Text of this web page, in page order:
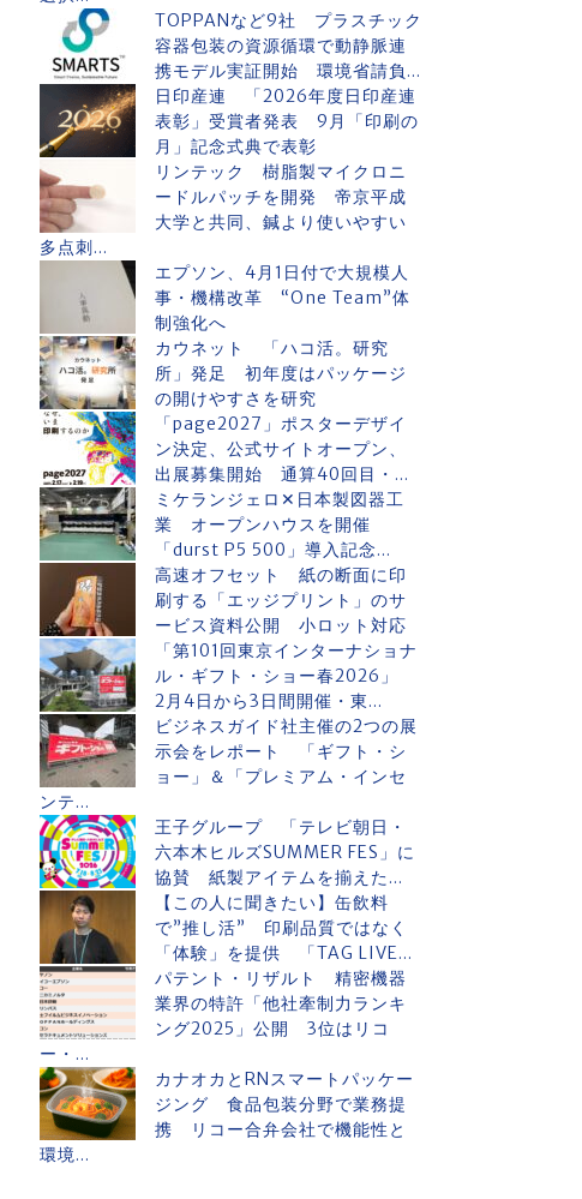
TOPPANなど9社 プラスチック
容器包装の資源循環で動静脈連
携モデル実証開始 環境省請負...
日印産連 「2026年度日印産連
表彰」受賞者発表 9月「印刷の
月」記念式典で表彰
リンテック 樹脂製マイクロニ
ードルパッチを開発 帝京平成
大学と共同、鍼より使いやすい
多点刺...
エプソン、4月1日付で大規模人
事・機構改革 “One Team”体
制強化へ
カウネット 「ハコ活。研究
所」発足 初年度はパッケージ
の開けやすさを研究
「page2027」ポスターデザイ
ン決定、公式サイトオープン、
出展募集開始 通算40回目・...
ミケランジェロ✕日本製図器工
業 オープンハウスを開催
「durst P5 500」導入記念...
高速オフセット 紙の断面に印
刷する「エッジプリント」のサ
ービス資料公開 小ロット対応
「第101回東京インターナショナ
ル・ギフト・ショー春2026」
2月4日から3日間開催・東...
ビジネスガイド社主催の2つの展
示会をレポート 「ギフト・シ
ョー」＆「プレミアム・インセ
ンテ...
王子グループ 「テレビ朝日・
六本木ヒルズSUMMER FES」に
協賛 紙製アイテムを揃えた...
【この人に聞きたい】缶飲料
で”推し活” 印刷品質ではなく
「体験」を提供 「TAG LIVE...
パテント・リザルト 精密機器
業界の特許「他社牽制力ランキ
ング2025」公開 3位はリコ
ー・...
カナオカとRNスマートパッケー
ジング 食品包装分野で業務提
携 リコー合弁会社で機能性と
環境...